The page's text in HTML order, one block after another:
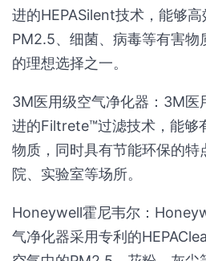
进的HEPASilent技术，能够
PM2.5、细菌、病毒等有害物
的理想选择之一。
3M医用级空气净化器：3M医
进的Filtrete™过滤技术，能够
物质，同时具有节能环保的特
院、实验室等场所。
Honeywell霍尼韦尔：
气净化器采用专利的